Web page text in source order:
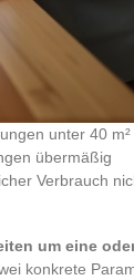
unter 40
übermäßig
Verbrauch
um eine
konkrete